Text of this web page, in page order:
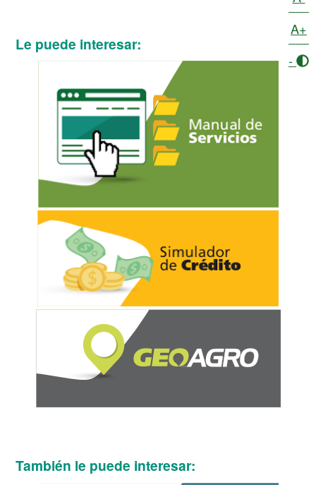
Le puede interesar:
También le puede interesar:
A+
-